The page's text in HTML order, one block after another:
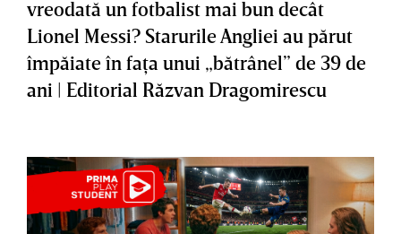
vreodată un fotbalist mai bun decât
Lionel Messi? Starurile Angliei au părut
împăiate în faţa unui „bătrânel” de 39 de
ani | Editorial Răzvan Dragomirescu